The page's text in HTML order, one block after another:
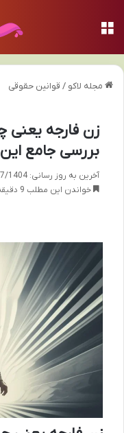
مجله لاکو / قوانین حقوقی
زن فارجه یعنی
بررسی جامع
آخرین به روز رسانی: 05/07/1404
خواندن این مطلب 9 دقیقه زمان میبرد